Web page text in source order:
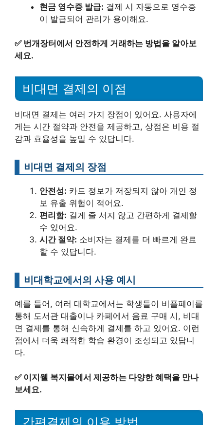
현금 영수증 발급: 결제 시 자동으로 영수증
이 발급되어 관리가 용이해요.
✅ 번개장터에서 안전하게 거래하는 방법을 알아보
세요.
비대면 결제의 이점
비대면 결제는 여러 가지 장점이 있어요. 사용자에
게는 시간 절약과 안전을 제공하고, 상점은 비용 절
감과 효율성을 높일 수 있답니다.
비대면 결제의 장점
안전성: 카드 정보가 저장되지 않아 개인 정
보 유출 위험이 적어요.
편리함: 길게 줄 서지 않고 간편하게 결제할
수 있어요.
시간 절약: 소비자는 결제를 더 빠르게 완료
할 수 있답니다.
비대학교에서의 사용 예시
예를 들어, 여러 대학교에서는 학생들이 비플페이를
통해 도서관 대출이나 카페에서 음료 구매 시, 비대
면 결제를 통해 신속하게 결제를 하고 있어요. 이런
점에서 더욱 쾌적한 학습 환경이 조성되고 있답니
다.
✅ 이지웰 복지몰에서 제공하는 다양한 혜택을 만나
보세요.
간편결제의 이용 방법